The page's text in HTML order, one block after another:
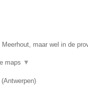
maar wel in de
maps ▼
Antwerpen)